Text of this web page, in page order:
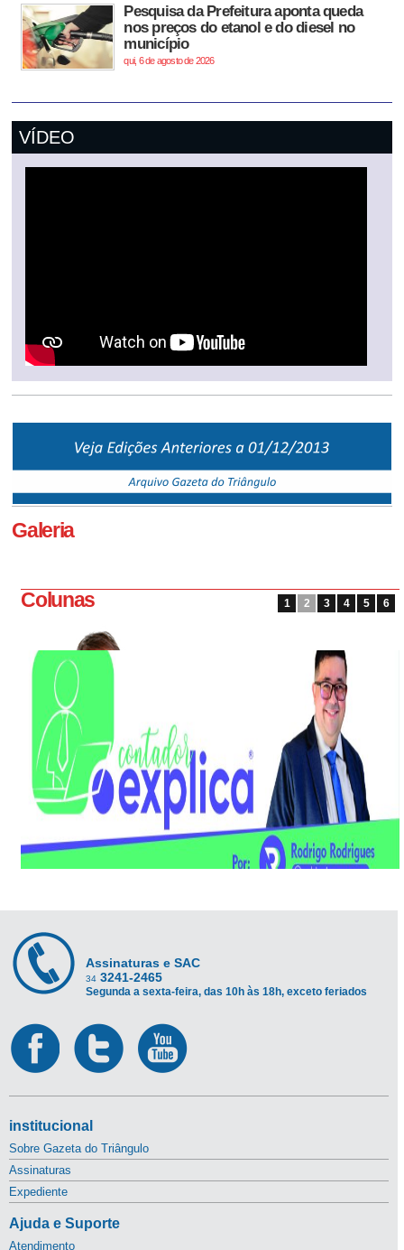
Pesquisa da Prefeitura aponta queda
nos preços do etanol e do diesel no
município
qui, 6 de agosto de 2026
VÍDEO
Galeria
Colunas 1 2 3 4 5 6
Assinaturas e SAC
34 3241-2465
Segunda a sexta-feira, das 10h às 18h, exceto feriados
institucional
Sobre Gazeta do Triângulo
Assinaturas
Expediente
Ajuda e Suporte
Atendimento